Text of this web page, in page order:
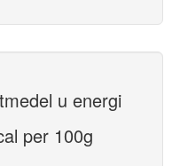
u energi
per 100g